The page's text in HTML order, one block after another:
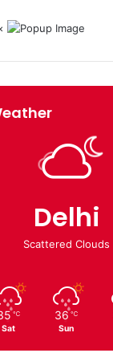
Delhi
Scattered Clouds
℃
Sat
36 ℃
Sun